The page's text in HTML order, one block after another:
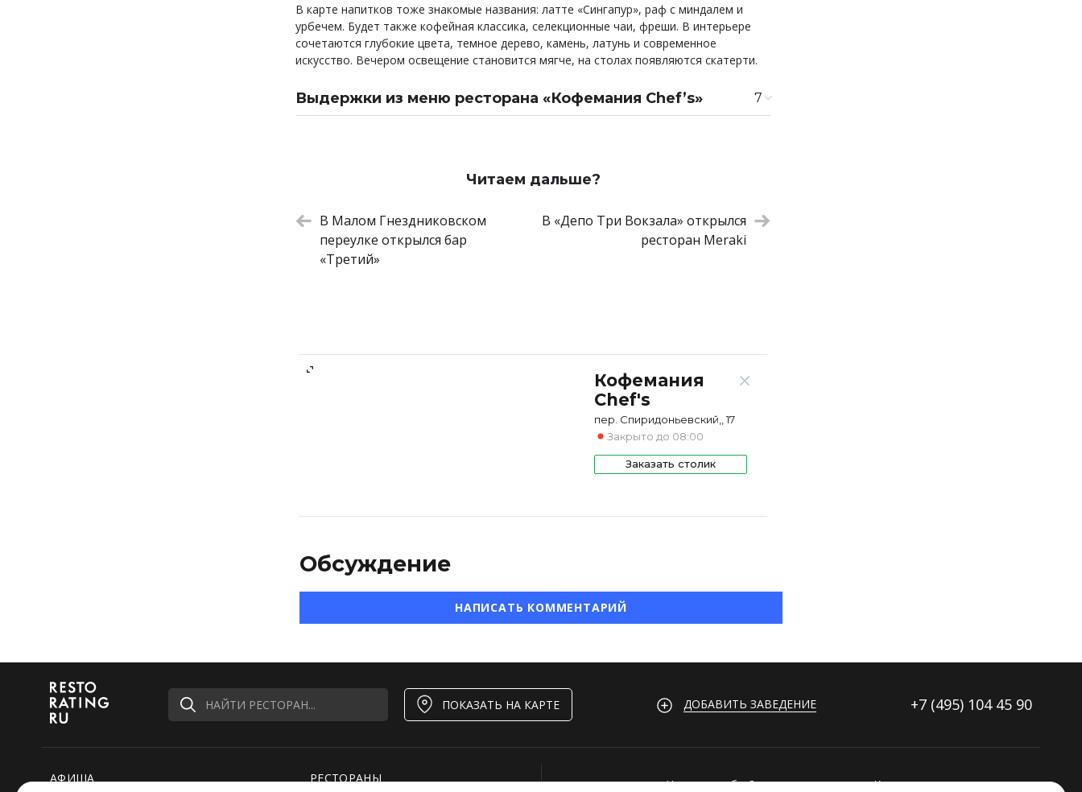
В карте напитков тоже знакомые названия: латте «Сингапур», раф с миндалем и
урбечем. Будет также кофейная классика, селекционные чаи, фреши. В интерьере
сочетаются глубокие цвета, темное дерево, камень, латунь и современное
искусство. Вечером освещение становится мягче, на столах появляются скатерти.
Выдержки из меню ресторана «Кофемания Chef’s»
7
Томатное ризотто и страчателла
Веллингтон с лососем
2 100 ₽
Яйцо кодлер, тартар из лосося и тост
650 ₽
Читаем дальше?
В Малом Гнездниковском
переулке открылся бар
«Третий»
В «Депо Три Вокзала» открылся
ресторан Meraki
Кофемания
Chef's
пер. Спиридоньевский,, 17
Закрыто до 08:00
Заказать столик
Обсуждение
НАПИСАТЬ КОММЕНТАРИЙ
НАЙТИ РЕСТОРАН... ПОКАЗАТЬ НА КАРТЕ ДОБАВИТЬ ЗАВЕДЕНИЕ +7 (495) 104 45 90
АФИША РЕСТОРАНЫ Нашли ошибку? Контакты